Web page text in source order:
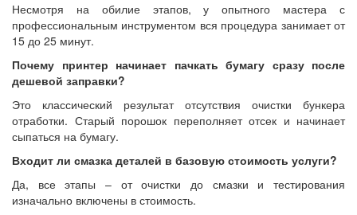
Несмотря на обилие этапов, у опытного мастера с
профессиональным инструментом вся процедура занимает от
15 до 25 минут.
Почему принтер начинает пачкать бумагу сразу после
дешевой заправки?
Это классический результат отсутствия очистки бункера
отработки. Старый порошок переполняет отсек и начинает
сыпаться на бумагу.
Входит ли смазка деталей в базовую стоимость услуги?
Да, все этапы – от очистки до смазки и тестирования
изначально включены в стоимость.